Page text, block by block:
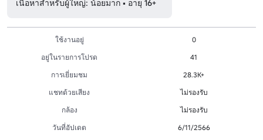
เนื้อหาสำหรับผู้ใหญ่: น้อยมาก • อายุ 16+
ใช้งานอยู่
0
อยู่ในรายการโปรด
41
การเยี่ยมชม
28.3K+
แชทด้วยเสียง
ไม่รองรับ
กล้อง
ไม่รองรับ
วันที่อัปเดต
6/11/2566